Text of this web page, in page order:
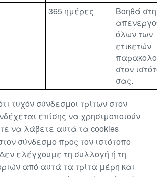
365 ημέρες
Βοηθά
όλων των
ετικετών
στον
σας.
τυχόν σύνδεσμοι τρίτων στον
επίσης να χρησιμοποιούν
να λάβετε αυτά τα cookies
σύνδεσμο προς τον ιστότοπο
ελέγχουμε τη συλλογή ή τη
από αυτά τα τρίτα μέρη και